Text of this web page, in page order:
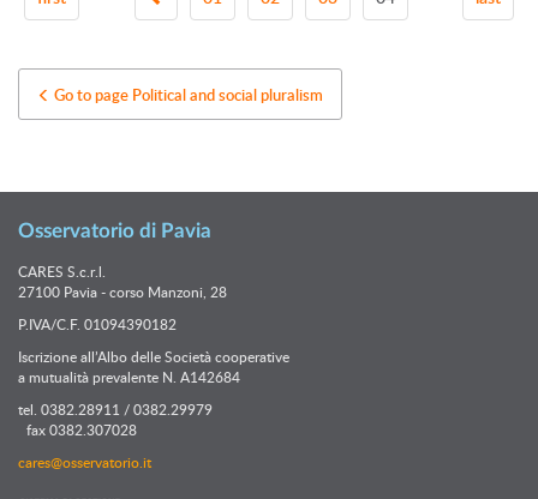
Go to page Political and social pluralism
Osservatorio di Pavia
CARES S.c.r.l.
27100 Pavia - corso Manzoni, 28
P.IVA/C.F. 01094390182
Iscrizione all’Albo delle Società cooperative
a mutualità prevalente N. A142684
tel. 0382.28911 / 0382.29979
fax 0382.307028
cares@osservatorio.it